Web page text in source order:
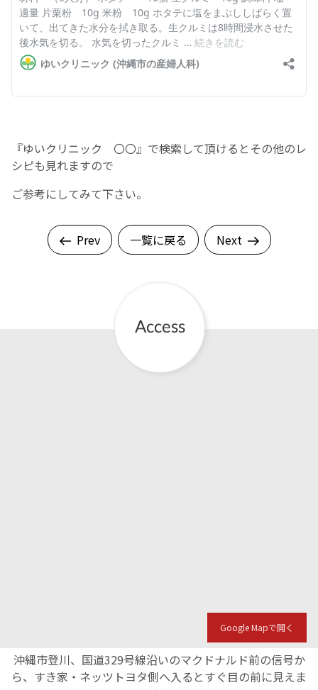
『ゆいクリニック 〇〇』で検索して頂けるとその他のレ
シピも見れますので
ご参考にしてみて下さい。
Prev 一覧に戻る Next
Google Mapで開く
沖縄市登川、国道329号線沿いのマクドナルド前の信号か
ら、すき家・ネッツトヨタ側へ入るとすぐ目の前に見えま
予防接種
その他の診療内容